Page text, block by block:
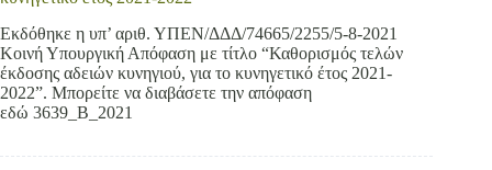
Εκδόθηκε η υπ’ αριθ. ΥΠΕΝ/ΔΔΔ/74665/2255/5-8-2021
Κοινή Υπουργική Απόφαση με τίτλο “Καθορισμός τελών
έκδοσης αδειών κυνηγιού, για το κυνηγετικό έτος 2021-
2022”. Μπορείτε να διαβάσετε την απόφαση
εδώ 3639_Β_2021